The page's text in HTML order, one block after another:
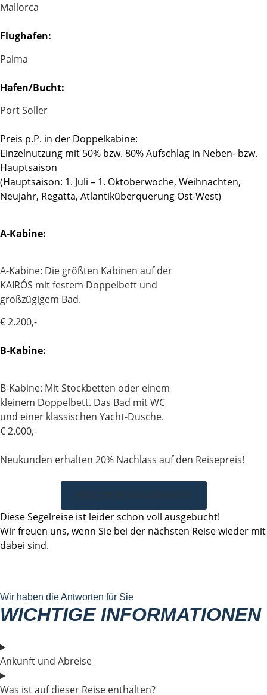
Mallorca
Flughafen:
Palma
Hafen/Bucht:
Port Soller
Preis p.P. in der Doppelkabine:
Einzelnutzung mit 50% bzw. 80% Aufschlag in Neben- bzw.
Hauptsaison
(Hauptsaison: 1. Juli – 1. Oktoberwoche, Weihnachten,
Neujahr, Regatta, Atlantiküberquerung Ost-West)
A-Kabine:
A-Kabine: Die größten Kabinen auf der
KAIRÓS mit festem Doppelbett und
großzügigem Bad.
€ 2.200,-
B-Kabine:
B-Kabine: Mit Stockbetten oder einem
kleinem Doppelbett. Das Bad mit WC
und einer klassischen Yacht-Dusche.
€ 2.000,-
Neukunden erhalten 20% Nachlass auf den Reisepreis!
SEGELREISE AUSGEBUCHT
Diese Segelreise ist leider schon voll ausgebucht!
Wir freuen uns, wenn Sie bei der nächsten Reise wieder mit
dabei sind.
Wir haben die Antworten für Sie
WICHTIGE INFORMATIONEN
Ankunft und Abreise
Was ist auf dieser Reise enthalten?